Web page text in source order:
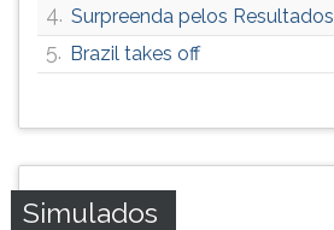
4. Surpreenda pelos Resultados
5. Brazil takes off
Simulados